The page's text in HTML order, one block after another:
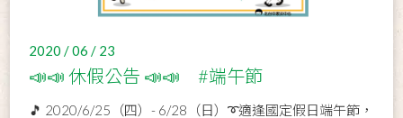
2020 / 06 / 23
📣📣 休假公告 📣📣 #端午節
🎵 2020/6/25（四）- 6/28（日）➰適逢國定假日端午節，